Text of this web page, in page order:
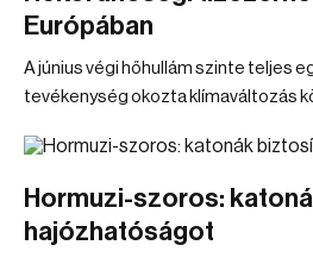
Európában
A június végi hőhullám szinte teljes
tevékenység okozta klímaváltozás
Hormuzi-szoros:
hajózhatóságot